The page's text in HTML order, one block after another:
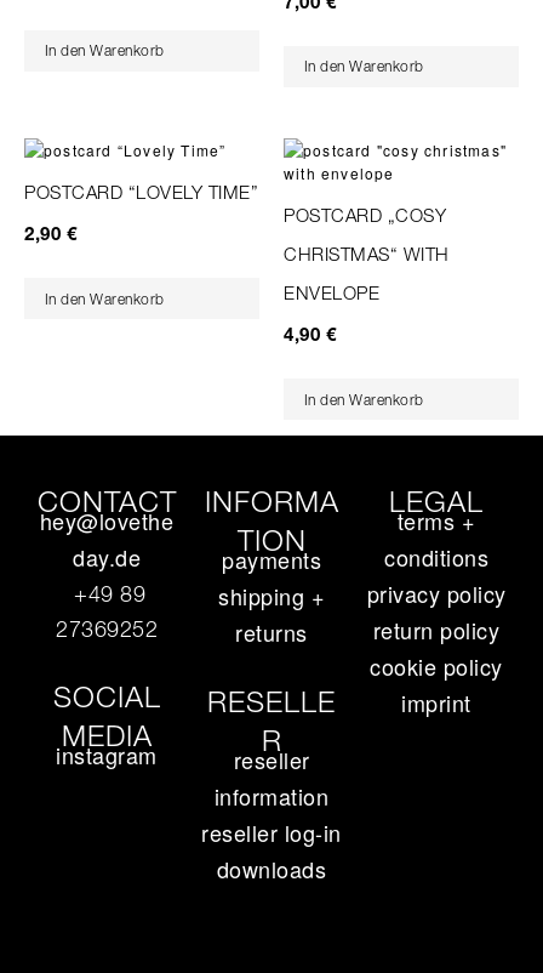
In den Warenkorb
In den Warenkorb
POSTCARD “LOVELY TIME”
2,90 €
In den Warenkorb
POSTCARD „COSY
CHRISTMAS“ WITH
ENVELOPE
4,90 €
In den Warenkorb
CONTACT
hey@lovethe
day.de
+49 89
27369252‬
SOCIAL
MEDIA
instagram
INFORMA
TION
payments
shipping +
returns
RESELLE
R
reseller
information
reseller log-in
downloads
LEGAL
terms +
conditions
privacy policy
return policy
cookie policy
imprint